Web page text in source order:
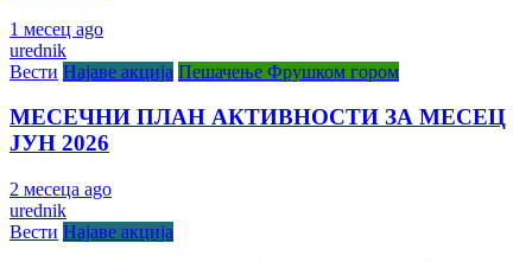
1 месец ago
urednik
Вести Најаве акција Пешачење Фрушком гором
МЕСЕЧНИ ПЛАН АКТИВНОСТИ ЗА МЕСЕЦ
ЈУН 2026
2 месеца ago
urednik
Вести Најаве акција